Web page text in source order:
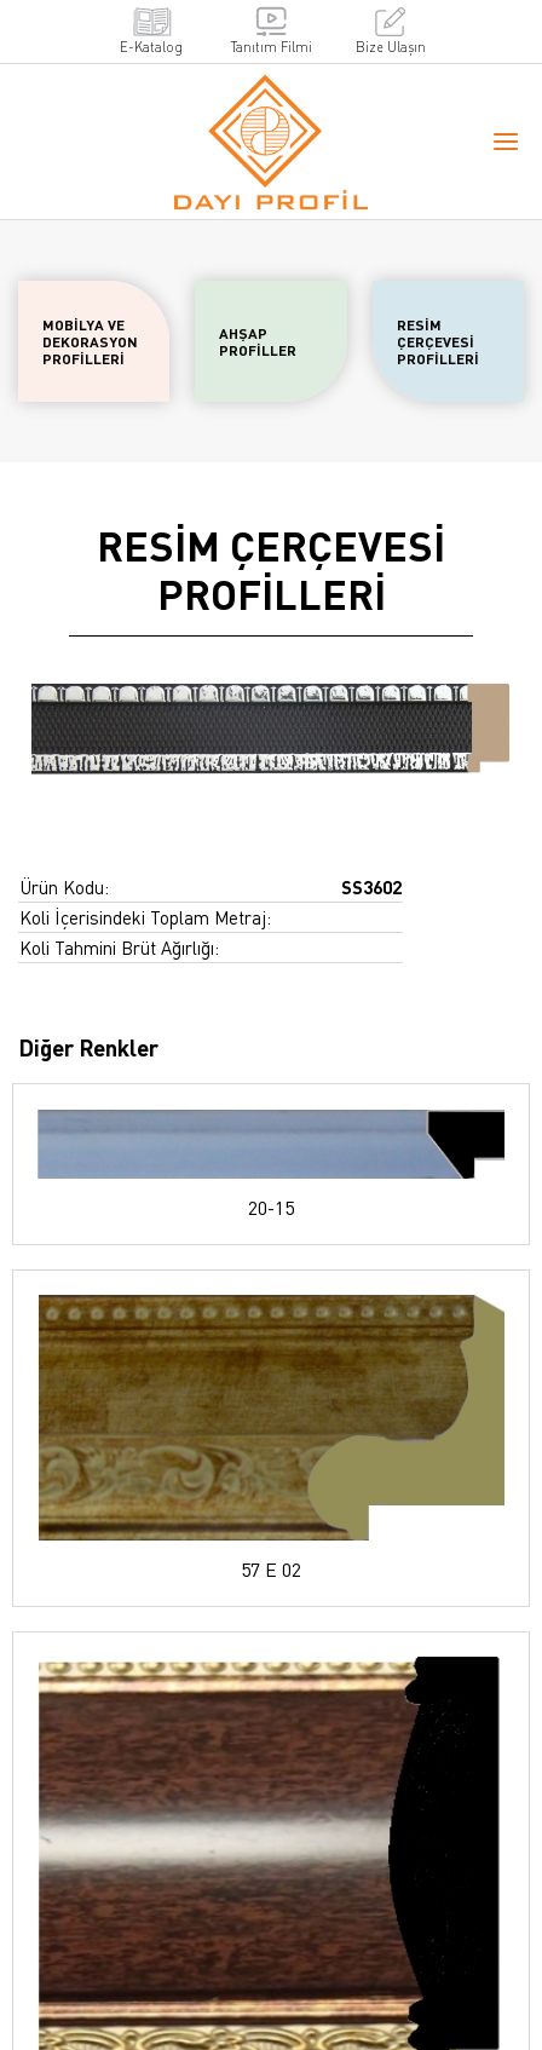
E-Katalog Tanıtım Filmi Bize Ulaşın
MOBİLYA VE
DEKORASYON
PROFİLLERİ
AHŞAP
PROFİLLER
RESİM
ÇERÇEVESİ
PROFİLLERİ
RESİM ÇERÇEVESİ
PROFİLLERİ
Ürün Kodu:
SS3602
Koli İçerisindeki Toplam Metraj:
Koli Tahmini Brüt Ağırlığı:
Diğer Renkler
20-15
57 E 02